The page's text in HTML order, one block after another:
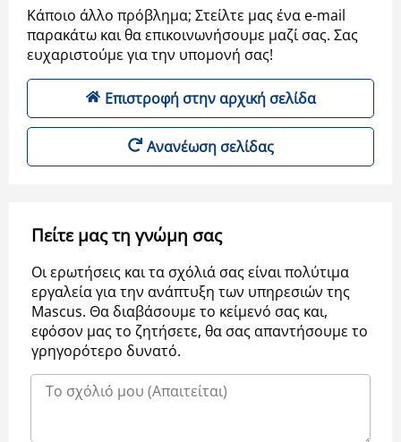
Κάποιο άλλο πρόβλημα; Στείλτε μας ένα e-mail
παρακάτω και θα επικοινωνήσουμε μαζί σας. Σας
ευχαριστούμε για την υπομονή σας!
Επιστροφή στην αρχική σελίδα
Ανανέωση σελίδας
Πείτε μας τη γνώμη σας
Οι ερωτήσεις και τα σχόλιά σας είναι πολύτιμα
εργαλεία για την ανάπτυξη των υπηρεσιών της
Μascus. Θα διαβάσουμε το κείμενό σας και,
εφόσον μας το ζητήσετε, θα σας απαντήσουμε το
γρηγορότερο δυνατό.